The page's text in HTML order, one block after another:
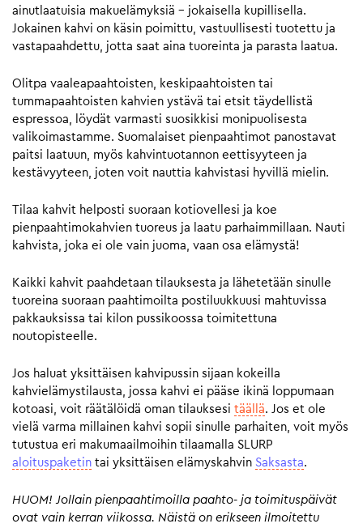
ainutlaatuisia makuelämyksiä – jokaisella kupillisella.
Jokainen kahvi on käsin poimittu, vastuullisesti tuotettu ja
vastapaahdettu, jotta saat aina tuoreinta ja parasta laatua.
Olitpa vaaleapaahtoisten, keskipaahtoisten tai
tummapaahtoisten kahvien ystävä tai etsit täydellistä
espressoa, löydät varmasti suosikkisi monipuolisesta
valikoimastamme. Suomalaiset pienpaahtimot panostavat
paitsi laatuun, myös kahvintuotannon eettisyyteen ja
kestävyyteen, joten voit nauttia kahvistasi hyvillä mielin.
Tilaa kahvit helposti suoraan kotiovellesi ja koe
pienpaahtimokahvien tuoreus ja laatu parhaimmillaan. Nauti
kahvista, joka ei ole vain juoma, vaan osa elämystä!
Kaikki kahvit paahdetaan tilauksesta ja lähetetään sinulle
tuoreina suoraan paahtimoilta postiluukkuusi mahtuvissa
pakkauksissa tai kilon pussikoossa toimitettuna
noutopisteelle.
Jos haluat yksittäisen kahvipussin sijaan kokeilla
kahvielämystilausta, jossa kahvi ei pääse ikinä loppumaan
kotoasi, voit räätälöidä oman tilauksesi täällä. Jos et ole
vielä varma millainen kahvi sopii sinulle parhaiten, voit myös
tutustua eri makumaailmoihin tilaamalla SLURP
aloituspaketin tai yksittäisen elämyskahvin Saksasta.
HUOM! Jollain pienpaahtimoilla paahto- ja toimituspäivät
ovat vain kerran viikossa. Näistä on erikseen ilmoitettu